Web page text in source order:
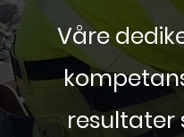
Våre
resultater